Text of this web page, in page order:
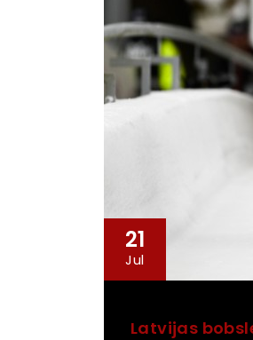
21
Jul
Latvijas